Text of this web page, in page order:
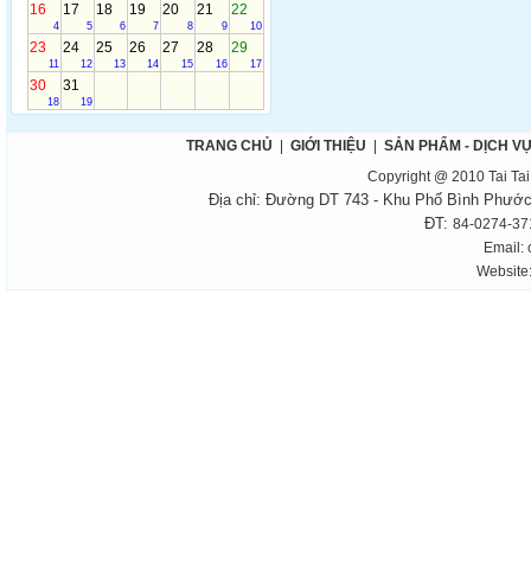
16
4
17
5
18
6
19
7
20
8
21
9
22
10
23
11
24
12
25
13
26
14
27
15
28
16
29
17
30
18
31
19
TRANG CHỦ GIỚI THIỆU
SẢN PHẨM - DỊCH VỤ
Copyright @ 2010 Tai
Địa chỉ: Đường DT 743 - Khu Phố Bình
ĐT: 84-0274-
Email: